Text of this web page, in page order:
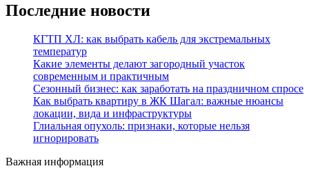
Последние новости
КГТП ХЛ: как выбрать кабель для экстремальных
температур
Какие элементы делают загородный участок
современным и практичным
Сезонный бизнес: как заработать на праздничном спросе
Как выбрать квартиру в ЖК Шагал: важные нюансы
локации, вида и инфраструктуры
Глиальная опухоль: признаки, которые нельзя
игнорировать
Важная информация